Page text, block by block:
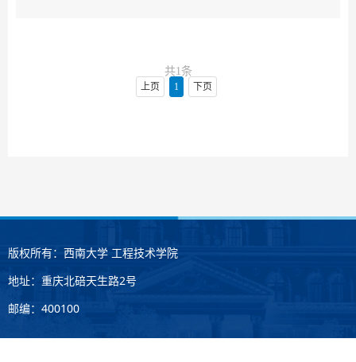
共1条
上页 1 下页
版权所有：西南大学 工程技术学院
地址：重庆北碚天生路2号
邮编：400100